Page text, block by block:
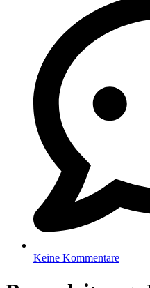
Keine Kommentare